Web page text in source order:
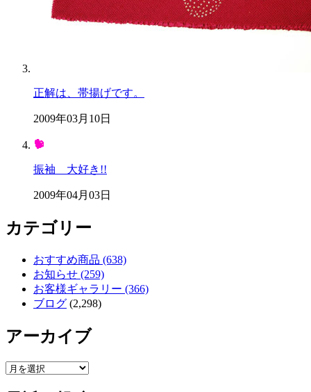
正解は、帯揚げです。
2009年03月10日
振袖 大好き!!
2009年04月03日
カテゴリー
おすすめ商品 (638)
お知らせ (259)
お客様ギャラリー (366)
ブログ (2,298)
アーカイブ
ア